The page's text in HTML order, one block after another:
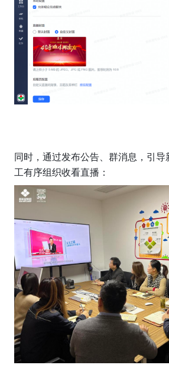
同时，通过发布公告、群消息，引
工有序组织收看直播：